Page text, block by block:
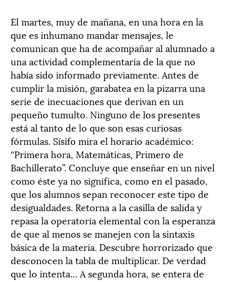
El martes, muy de mañana, en una hora en la
que es inhumano mandar mensajes, le
comunican que ha de acompañar al alumnado a
una actividad complementaria de la que no
había sido informado previamente. Antes de
cumplir la misión, garabatea en la pizarra una
serie de inecuaciones que derivan en un
pequeño tumulto. Ninguno de los presentes
está al tanto de lo que son esas curiosas
fórmulas. Sísifo mira el horario académico:
“Primera hora, Matemáticas, Primero de
Bachillerato”. Concluye que enseñar en un nivel
como éste ya no significa, como en el pasado,
que los alumnos sepan reconocer este tipo de
desigualdades. Retorna a la casilla de salida y
repasa la operatoria elemental con la esperanza
de que al menos se manejen con la sintaxis
básica de la materia. Descubre horrorizado que
desconocen la tabla de multiplicar. De verdad
que lo intenta… A segunda hora, se entera de